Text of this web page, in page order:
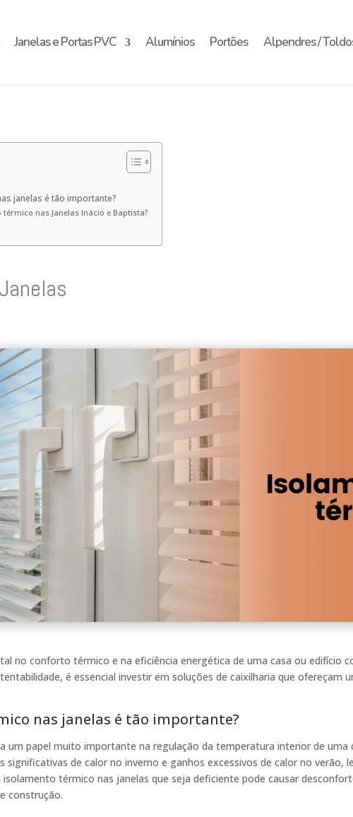
Janelas e Portas PVC Alumínios Portões Alpendres /
janelas é tão importante?
nas Janelas Inácio e Baptista?
no conforto térmico e na eficiência energética de uma casa ou edifício
é essencial investir em soluções de caixilharia que ofereçam
nas janelas é tão importante?
um papel muito importante na regulação da temperatura interior de uma
significativas de calor no inverno e ganhos excessivos de calor no verão,
térmico nas janelas que seja deficiente pode causar
construção.